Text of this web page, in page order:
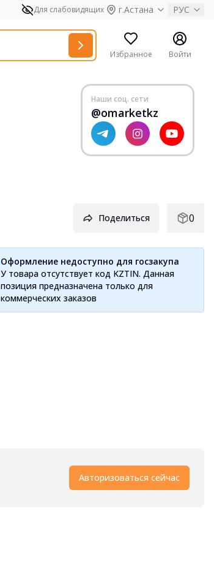
Для слабовидящих г.Астана РУС
Избранное Войти
Наши соц. сети
@omarketkz
Поделиться 0
Оформление недоступно для госзакупа
У товара отсутствует код KZTIN. Данная
позиция предназначена только для
коммерческих заказов
Авторизоваться сейчас